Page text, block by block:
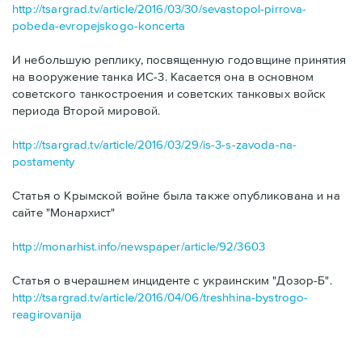
http://tsargrad.tv/article/2016/03/30/sevastopol-pirrova-
pobeda-evropejskogo-koncerta
И небольшую реплику, посвященную годовщине принятия
на вооружение танка ИС-3. Касается она в основном
советского танкостроения и советских танковых войск
периода Второй мировой.
http://tsargrad.tv/article/2016/03/29/is-3-s-zavoda-na-
postamenty
Статья о Крымской войне была также опубликована и на
сайте "Монархист"
http://monarhist.info/newspaper/article/92/3603
Статья о вчерашнем инциденте с украинским "Дозор-Б".
http://tsargrad.tv/article/2016/04/06/treshhina-bystrogo-
reagirovanija